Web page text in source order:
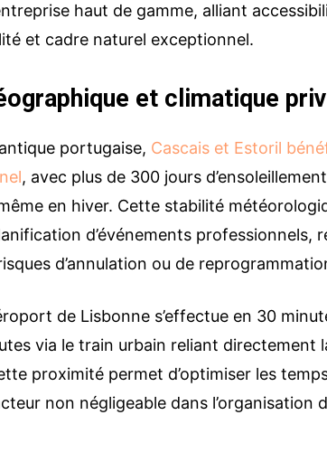
haut de gamme, alliant
et cadre naturel exceptionnel.
et climatique
portugaise, Cascais et Estoril
, avec plus de 300 jours
en hiver. Cette stabilité
d’événements professionnels,
d’annulation ou de
de Lisbonne s’effectue en 30
via le train urbain reliant directement
proximité permet d’optimiser les
non négligeable dans l’organisation